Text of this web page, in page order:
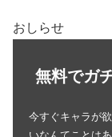
おしらせ
無料でガ
今すぐキャラが